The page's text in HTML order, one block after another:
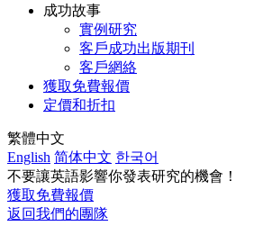
成功故事
實例研究
客戶成功出版期刊
客戶網絡
獲取免費報價
定價和折扣
繁體中文
English 简体中文 한국어
不要讓英語影響你發表研究的機會！
獲取免費報價
返回我們的團隊